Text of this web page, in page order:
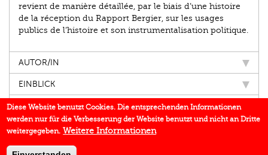
revient de manière détaillée, par le biais d’une histoire
de la réception du Rapport Bergier, sur les usages
publics de l’histoire et son instrumentalisation politique.
AUTOR/IN
EINBLICK
IN DEN MEDIEN
BUCHREIHE
DOWNLOADS
Diese Website benutzt Cookies. Die entsprechenden Informationen
werden nur für die Verbesserung der Website benutzt und nicht an Dritte
weitergegeben. Weitere Informationen